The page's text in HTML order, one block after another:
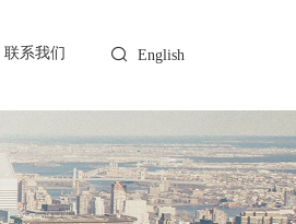
联系我们 English